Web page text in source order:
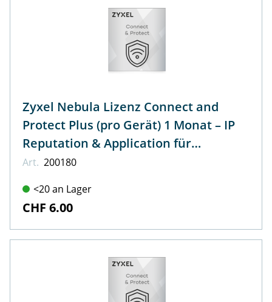
Zyxel Nebula Lizenz Connect and
Protect Plus (pro Gerät) 1 Monat – IP
Reputation & Application für
NWA110AX, NWA210AX, WAX510D,
Art. 200180
<20 an Lager
CHF 6.00